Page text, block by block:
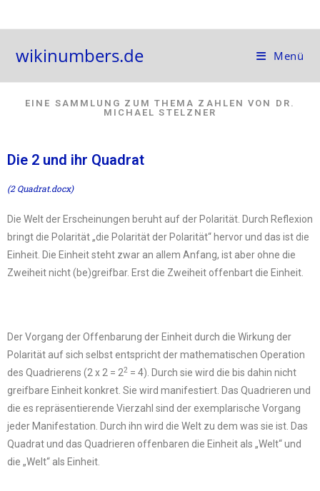
wikinumbers.de Menü
EINE SAMMLUNG ZUM THEMA ZAHLEN VON DR.
MICHAEL STELZNER
Die 2 und ihr Quadrat
(2 Quadrat.docx)
Die Welt der Erscheinungen beruht auf der Polarität. Durch Reflexion
bringt die Polarität „die Polarität der Polarität“ hervor und das ist die
Einheit. Die Einheit steht zwar an allem Anfang, ist aber ohne die
Zweiheit nicht (be)greifbar. Erst die Zweiheit offenbart die Einheit.
Der Vorgang der Offenbarung der Einheit durch die Wirkung der
Polarität auf sich selbst entspricht der mathematischen Operation
des Quadrierens (2 x 2 = 22 = 4). Durch sie wird die bis dahin nicht
greifbare Einheit konkret. Sie wird manifestiert. Das Quadrieren und
die es repräsentierende Vierzahl sind der exemplarische Vorgang
jeder Manifestation. Durch ihn wird die Welt zu dem was sie ist. Das
Quadrat und das Quadrieren offenbaren die Einheit als „Welt“ und
die „Welt“ als Einheit.